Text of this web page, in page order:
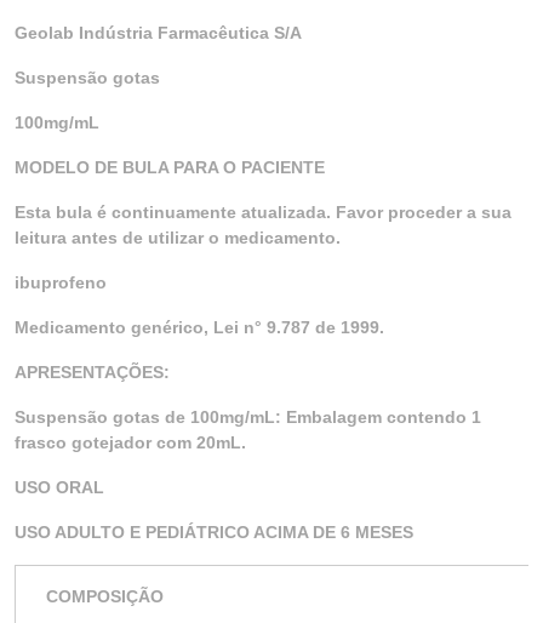
Geolab Indústria Farmacêutica S/A
Suspensão gotas
100mg/mL
MODELO DE BULA PARA O PACIENTE
Esta bula é continuamente atualizada. Favor proceder a sua
leitura antes de utilizar o medicamento.
ibuprofeno
Medicamento genérico, Lei n° 9.787 de 1999.
APRESENTAÇÕES:
Suspensão gotas de 100mg/mL: Embalagem contendo 1
frasco gotejador com 20mL.
USO ORAL
USO ADULTO E PEDIÁTRICO ACIMA DE 6 MESES
COMPOSIÇÃO